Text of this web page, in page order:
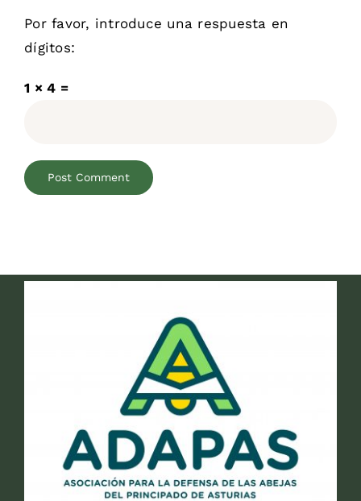
Por favor, introduce una respuesta en
dígitos:
1 × 4 =